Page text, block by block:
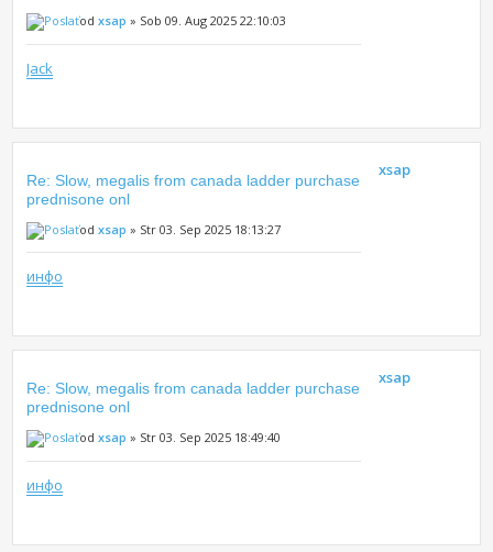
odxsap » Sob 09. Aug 2025 22:10:03
Jack
Re: Slow, megalis from canada ladder purchase
prednisone onl
odxsap » Str 03. Sep 2025 18:13:27
инфо
xsap
Re: Slow, megalis from canada ladder purchase
prednisone onl
odxsap » Str 03. Sep 2025 18:49:40
инфо
xsap